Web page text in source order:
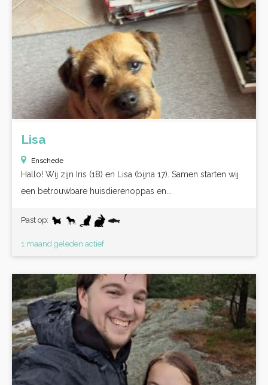
Lisa
Enschede
Hallo! Wij zijn Iris (18) en Lisa (bijna 17). Samen starten wij
een betrouwbare huisdierenoppas en...
Past op:
1 maand geleden actief